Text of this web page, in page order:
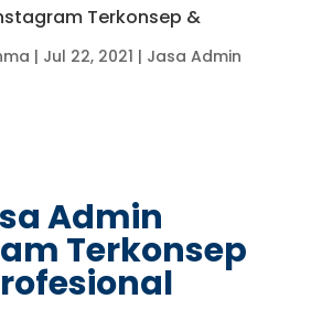
Terkonsep &
| Jul 22, 2021 | Jasa Admin
Admin
Terkonsep